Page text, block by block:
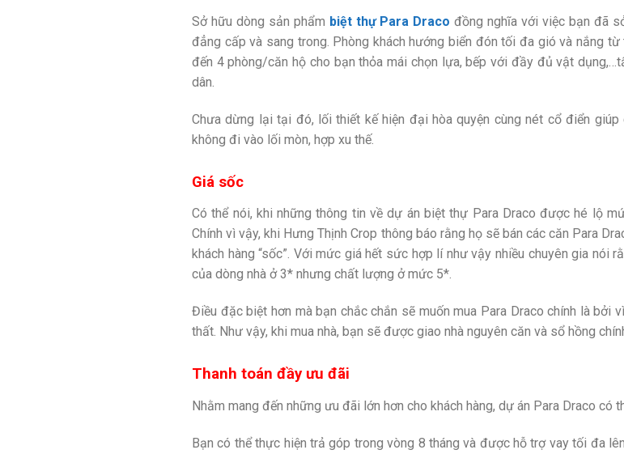
Sở hữu dòng sản phẩm biệt thự Para Draco đồng nghĩa với việc bạn đã
đẳng cấp và sang trong. Phòng khách hướng biển đón tối đa gió và nắng
đến 4 phòng/căn hộ cho bạn thỏa mái chọn lựa, bếp với đầy đủ vật
dân.
Chưa dừng lại tại đó, lối thiết kế hiện đại hòa quyện cùng nét cổ điển
không đi vào lối mòn, hợp xu thế.
Giá sốc
Có thể nói, khi những thông tin về dự án biệt thự Para Draco được hé lộ
Chính vì vậy, khi Hưng Thịnh Crop thông báo rằng họ sẽ bán các căn Para
khách hàng “sốc”. Với mức giá hết sức hợp lí như vậy nhiều chuyên gia nói
của dòng nhà ở 3* nhưng chất lượng ở mức 5*.
Điều đặc biệt hơn mà bạn chắc chắn sẽ muốn mua Para Draco chính là bởi
thất. Như vậy, khi mua nhà, bạn sẽ được giao nhà nguyên căn và sổ hồng
Thanh toán đầy ưu đãi
Nhằm mang đến những ưu đãi lớn hơn cho khách hàng, dự án Para Draco có
Bạn có thể thực hiện trả góp trong vòng 8 tháng và được hỗ trợ vay tối đa